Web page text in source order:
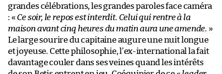
grandes célébrations, les grandes paroles face caméra
: « Ce soir, le repos est interdit. Celui qui rentre à la
maison avant cinq heures du matin aura une amende. »
Le large sourire du capitaine augure une nuit longue
et joyeuse. Cette philosophie, l’ex-international la fait
davantage couler dans ses veines quand les intérêts